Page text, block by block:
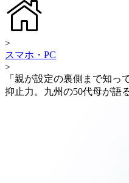
>
スマホ・PC
>
「親が設定の裏側まで知っ
抑止力。九州の50代母が語